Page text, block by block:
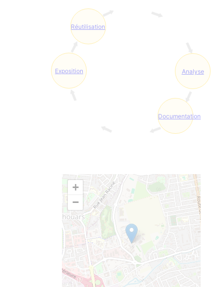
Analyse
Documentation
Exposition
Réutilisation
+
−